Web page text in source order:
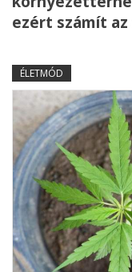
ezért számít
ÉLETMÓD